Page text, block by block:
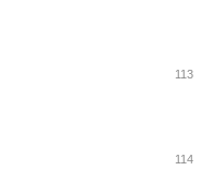
113
114